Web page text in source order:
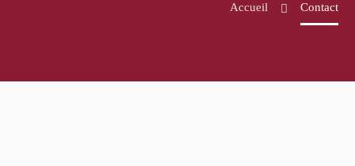
Accueil Contact